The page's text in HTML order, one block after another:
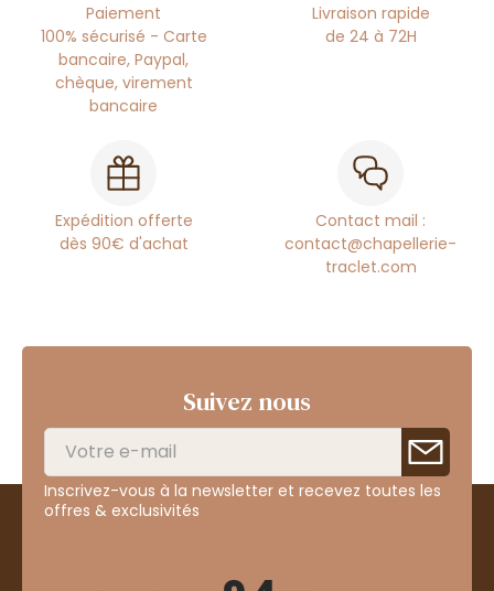
Paiement
100% sécurisé - Carte
bancaire, Paypal,
chèque, virement
bancaire
Livraison rapide
de 24 à 72H
Expédition offerte
dès 90€ d'achat
Contact mail :
contact@chapellerie-
traclet.com
Suivez nous
Inscrivez-vous à la newsletter et recevez toutes les
offres & exclusivités